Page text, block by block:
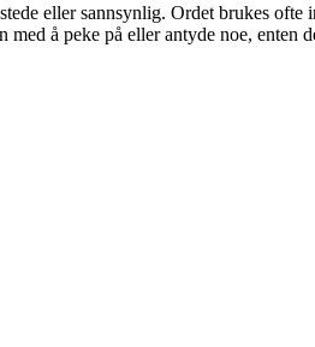
eller sannsynlig. Ordet brukes ofte
å peke på eller antyde noe, enten